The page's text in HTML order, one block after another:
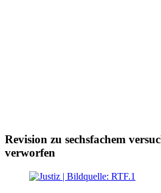
Revision zu sechsfachem
verworfen